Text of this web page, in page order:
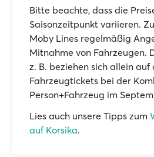
Bitte beachte, dass die
Saisonzeitpunkt variieren.
Moby Lines regelmäßig
Mitnahme von Fahrzeugen.
z. B. beziehen sich allein auf
Fahrzeugtickets bei der
Person+Fahrzeug im
Lies auch unsere Tipps zum
auf Korsika.